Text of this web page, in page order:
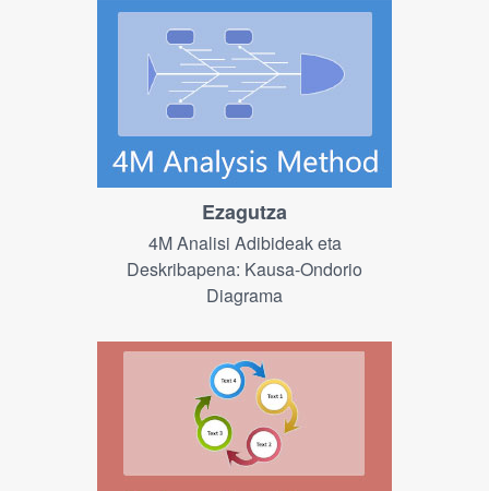
Ezagutza
4M Analisi Adibideak eta
Deskribapena: Kausa-Ondorio
Diagrama